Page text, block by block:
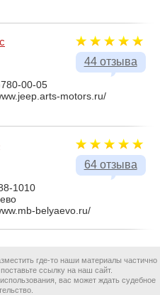
44 отзыва
00-05
motors.ru/
64 отзыва
1010
belyaevo.ru/
где-то наши материалы частично
ссылку на наш сайт.
вас может ждать судебное